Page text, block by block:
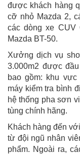
được khách hàng
cỡ nhỏ Mazda 2,
các dòng xe CUV
Mazda BT-50.
Xưởng dịch vụ
3.000m2 được
bao gồm: khu
máy kiểm tra bình
hệ thống pha sơn
tùng chính hãng.
Khách hàng đến
từ đội ngũ nhân
phẩm. Ngoài ra,